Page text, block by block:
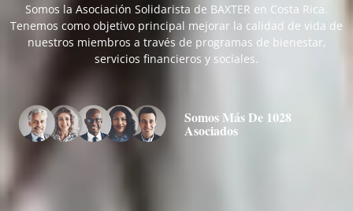
Somos la Asociación Solidarista de BAXTER en Costa Rica.
Tenemos como objetivo principal mejorar la calidad de vida de
nuestros miembros a través de programas de bienestar,
servicios financieros y sociales.
Somos Más De 1028
Asociados